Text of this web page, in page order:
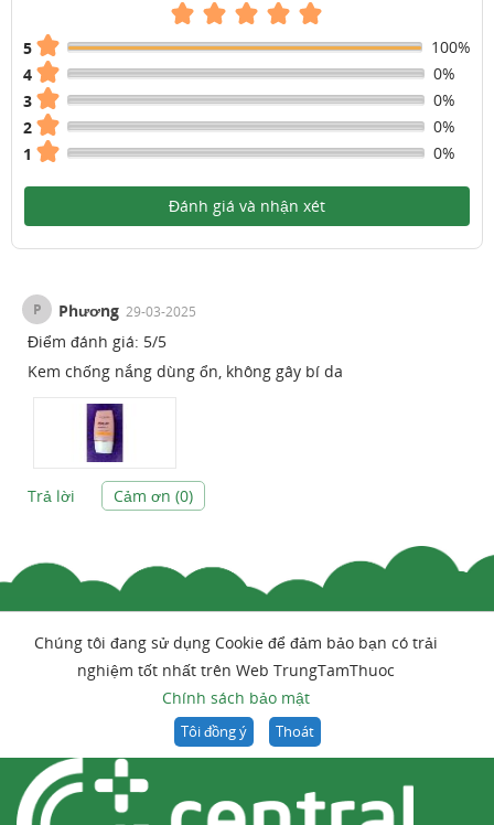
5
100%
4
0%
3
0%
2
0%
1
0%
Đánh giá và nhận xét
P Phương 29-03-2025
Điểm đánh giá: 5/5
Kem chống nắng dùng ổn, không gây bí da
Trả lời Cảm ơn (0)
Chúng tôi đang sử dụng Cookie để đảm bảo bạn có trải
nghiệm tốt nhất trên Web TrungTamThuoc
Chính sách bảo mật
Tôi đồng ý Thoát